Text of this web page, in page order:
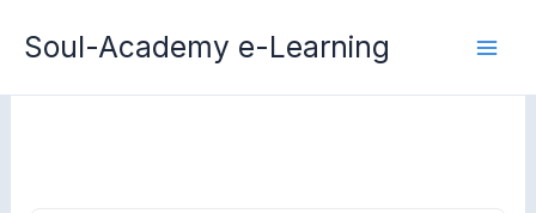
InhaltSoul-Academy e-Learning